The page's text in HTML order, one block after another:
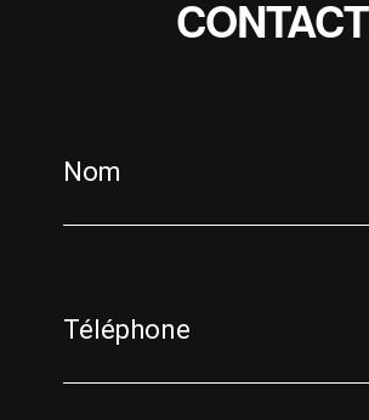
CONTACT
Nom
Téléphone